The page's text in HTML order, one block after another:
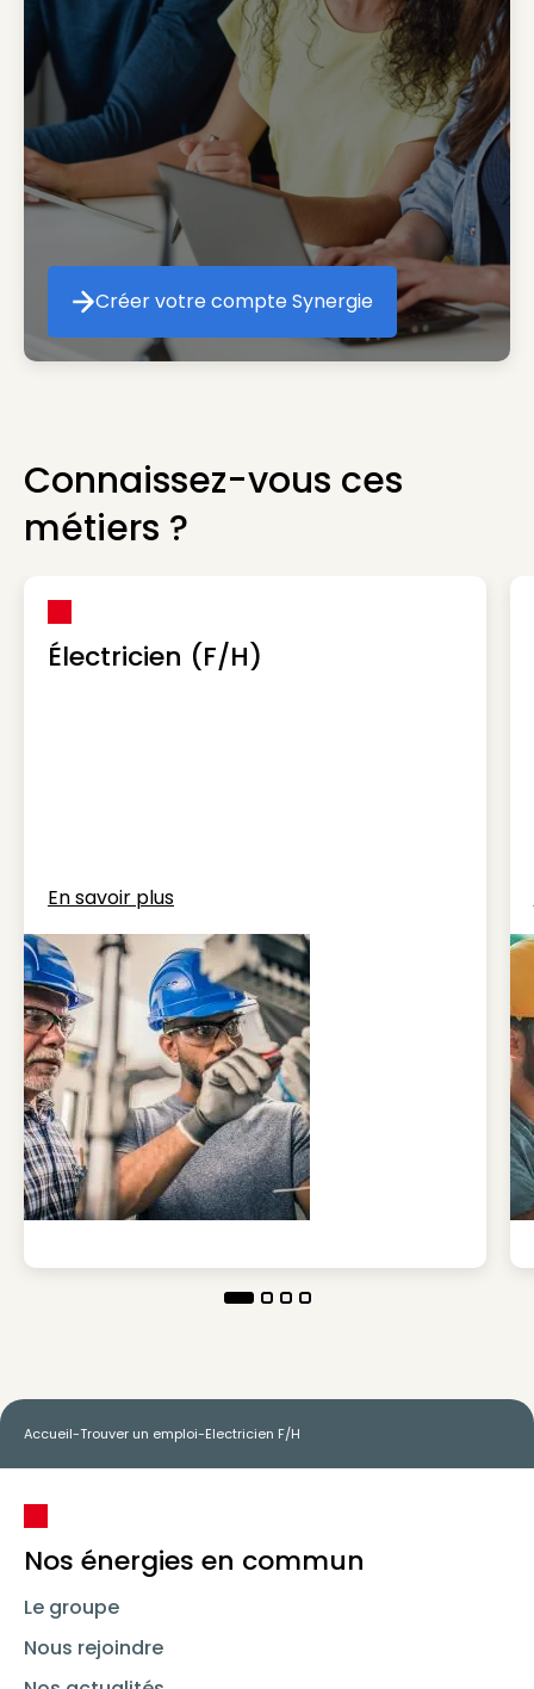
Créer votre compte Synergie
Créer votre compte Synergie
Connaissez-vous ces
métiers ?
Électricien (F/H)
En savoir plus
Accueil-Trouver un emploi-Electricien F/H
Nos énergies en commun
Le groupe
Nous rejoindre